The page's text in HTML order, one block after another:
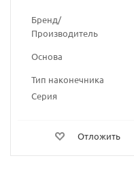
Бренд/
Производитель
Основа
Тип наконечника
Серия
Отложить